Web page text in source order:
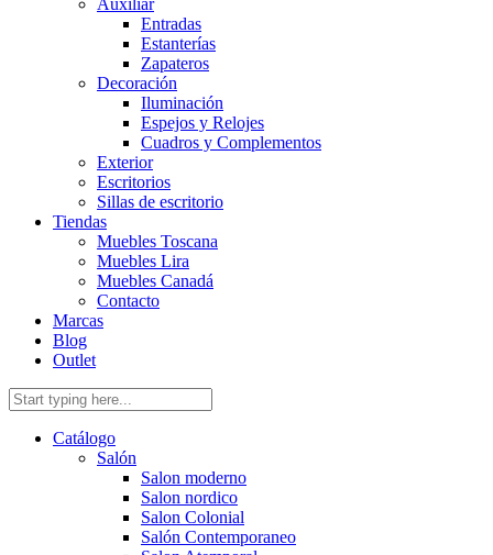
Entradas
Estanterías
Zapateros
Decoración
Iluminación
Espejos y Relojes
Cuadros y Complementos
Exterior
Escritorios
Sillas de escritorio
Tiendas
Muebles Toscana
Muebles Lira
Muebles Canadá
Contacto
Marcas
Blog
Outlet
Catálogo
Salón
Salon moderno
Salon nordico
Salon Colonial
Salón Contemporaneo